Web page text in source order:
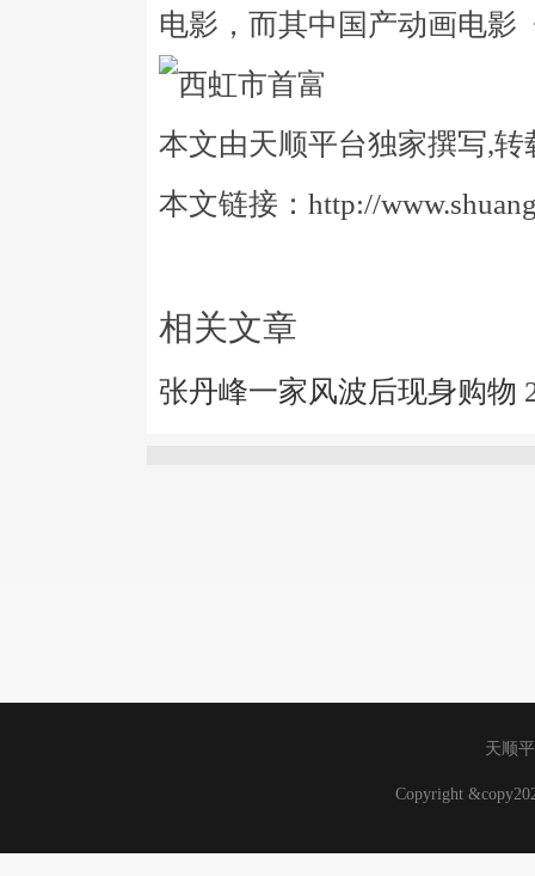
电影，而其中国产动画电影
本文由天顺平台独家撰写,转
本文链接：http://
相关文章
张丹峰一家风波后现身购物
天顺
Copyright